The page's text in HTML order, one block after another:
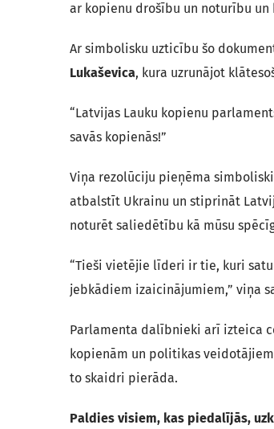
ar kopienu drošību un noturību
Ar simbolisku uzticību šo
Lukaševica, kura uzrunājot
“Latvijas Lauku kopienu
savās kopienās!”
Viņa rezolūciju pieņēma
atbalstīt Ukrainu un stiprināt
noturēt saliedētību kā mūsu
“Tieši vietējie līderi ir tie, kuri
jebkādiem izaicinājumiem,” viņa
Parlamenta dalībnieki arī izteica
kopienām un politikas
to skaidri pierāda.
Paldies visiem, kas piedalījās,